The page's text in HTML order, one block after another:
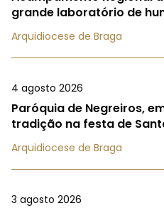
grande laboratório de
Arquidiocese de Braga
4 agosto 2026
Paróquia de Negreiros,
tradição na festa de
Arquidiocese de Braga
3 agosto 2026